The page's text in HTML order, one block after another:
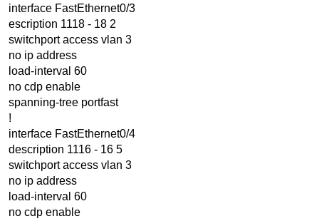
interface FastEthernet0/3
escription 1118 - 18 2
switchport access vlan 3
no ip address
load-interval 60
no cdp enable
spanning-tree portfast
!
interface FastEthernet0/4
description 1116 - 16 5
switchport access vlan 3
no ip address
load-interval 60
no cdp enable